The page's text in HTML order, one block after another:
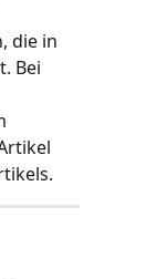
die in
Bei